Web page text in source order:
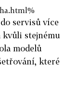
servisů více
kvůli stejnému
modelů
které